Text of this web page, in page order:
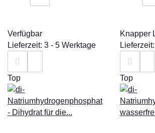
Verfügbar
Lieferzeit: 3 - 5 Werktage
Knapper
Top Top